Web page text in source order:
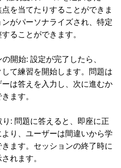
を当てたりすることができま
がパーソナライズされ、特定
ることができます。
開始: 設定が完了したら、
して練習を開始します。問題は
は答えを入力し、次に進むか
ます。
: 問題に答えると、即座に正
り、ユーザーは間違いから学
ます。セッションの終了時に
れます。